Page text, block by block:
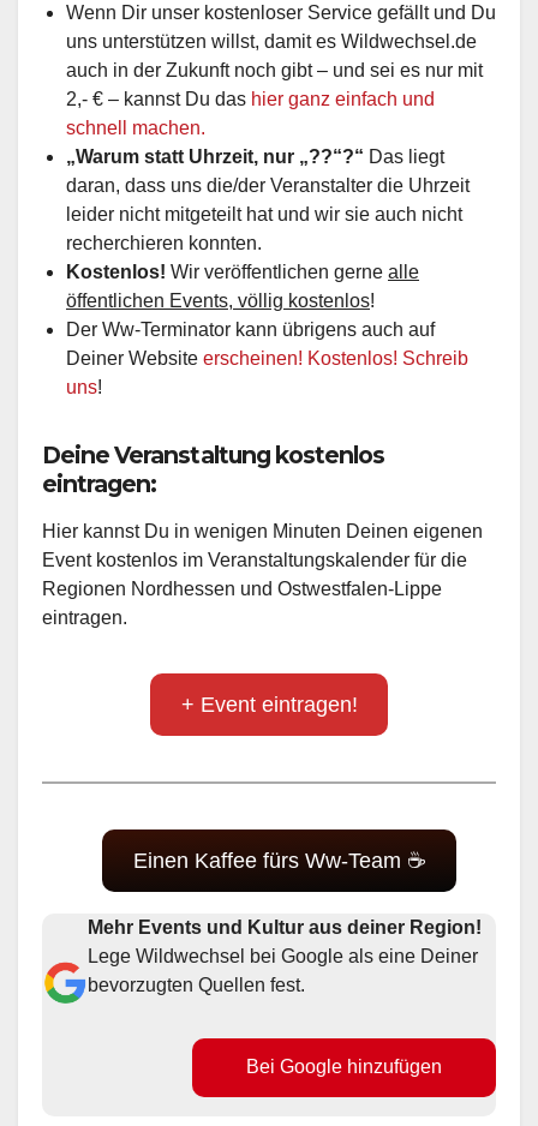
Wenn Dir unser kostenloser Service gefällt und Du
uns unterstützen willst, damit es Wildwechsel.de
auch in der Zukunft noch gibt – und sei es nur mit
2,- € – kannst Du das hier ganz einfach und
schnell machen.
„Warum statt Uhrzeit, nur „??“?“ Das liegt
daran, dass uns die/der Veranstalter die Uhrzeit
leider nicht mitgeteilt hat und wir sie auch nicht
recherchieren konnten.
Kostenlos! Wir veröffentlichen gerne alle
öffentlichen Events, völlig kostenlos!
Der Ww-Terminator kann übrigens auch auf
Deiner Website erscheinen! Kostenlos! Schreib
uns!
Deine Veranstaltung kostenlos
eintragen:
Hier kannst Du in wenigen Minuten Deinen eigenen
Event kostenlos im Veranstaltungskalender für die
Regionen Nordhessen und Ostwestfalen-Lippe
eintragen.
+ Event eintragen!
Einen Kaffee fürs Ww-Team ☕
Mehr Events und Kultur aus deiner Region!
Lege Wildwechsel bei Google als eine Deiner
bevorzugten Quellen fest.
Bei Google hinzufügen